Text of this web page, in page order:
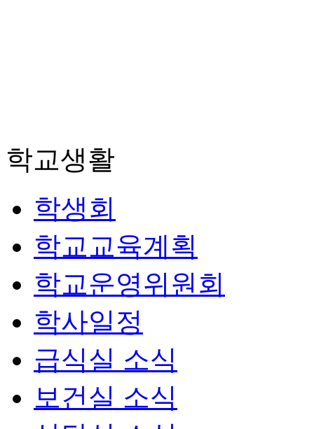
학교생활
학생회
학교교육계획
학교운영위원회
학사일정
급식실 소식
보건실 소식